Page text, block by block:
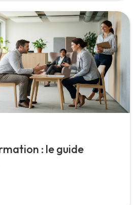
: le guide